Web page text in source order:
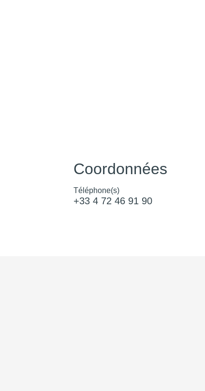
Coordonnées
Téléphone(s)
+33 4 72 46 91 90